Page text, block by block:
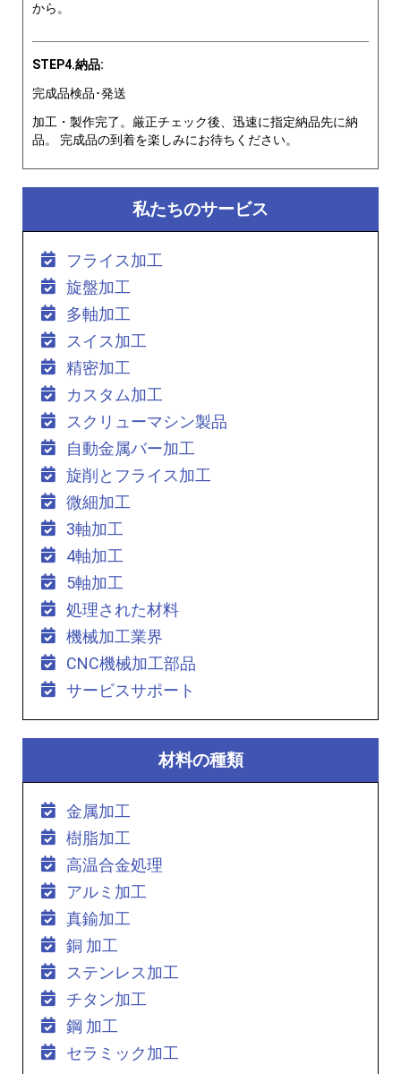
から。
STEP4.納品:
完成品検品･発送
加工・製作完了。厳正チェック後、迅速に指定納品先に納
品。 完成品の到着を楽しみにお待ちください。
私たちのサービス
フライス加工
旋盤加工
多軸加工
スイス加工
精密加工
カスタム加工
スクリューマシン製品
自動金属バー加工
旋削とフライス加工
微細加工
3軸加工
4軸加工
5軸加工
処理された材料
機械加工業界
CNC機械加工部品
サービスサポート
材料の種類
金属加工
樹脂加工
高温合金処理
アルミ加工
真鍮加工
銅 加工
ステンレス加工
チタン加工
鋼 加工
セラミック加工